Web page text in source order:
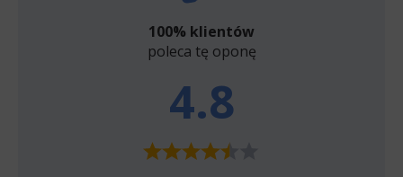
100% klientów
poleca tę oponę
4.8